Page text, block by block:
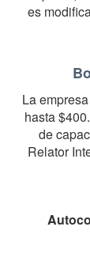
es
La
hasta
de
Relator